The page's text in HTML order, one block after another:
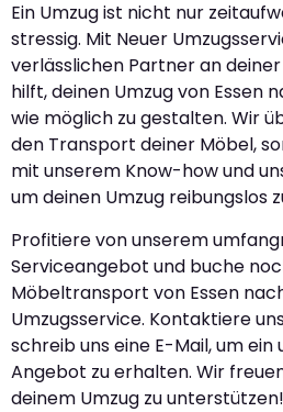
Ein Umzug ist nicht nur
stressig. Mit Neuer
verlässlichen Partner an
hilft, deinen Umzug von Essen
wie möglich zu gestalten. Wir
den Transport deiner Möbel,
mit unserem Know-how und
um deinen Umzug reibungslos
Profitiere von unserem
Serviceangebot und buche
Möbeltransport von Essen
Umzugsservice. Kontaktiere
schreib uns eine E-Mail, um
Angebot zu erhalten. Wir
deinem Umzug zu unterstützen!